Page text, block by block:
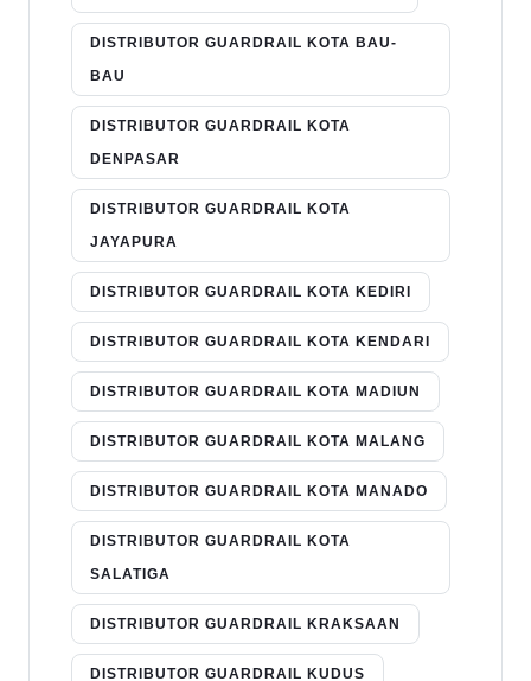
DISTRIBUTOR GUARDRAIL KOTA BAU-
BAU
DISTRIBUTOR GUARDRAIL KOTA
DENPASAR
DISTRIBUTOR GUARDRAIL KOTA
JAYAPURA
DISTRIBUTOR GUARDRAIL KOTA KEDIRI
DISTRIBUTOR GUARDRAIL KOTA KENDARI
DISTRIBUTOR GUARDRAIL KOTA MADIUN
DISTRIBUTOR GUARDRAIL KOTA MALANG
DISTRIBUTOR GUARDRAIL KOTA MANADO
DISTRIBUTOR GUARDRAIL KOTA
SALATIGA
DISTRIBUTOR GUARDRAIL KRAKSAAN
DISTRIBUTOR GUARDRAIL KUDUS